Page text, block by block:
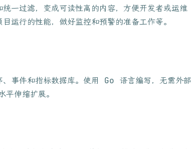
一过滤，变成可读性高的内容，方便开发者或运维
运行的性能，做好监控和预警的准备工作等。
事件和指标数据库。使用 Go 语言编写，无需外部
伸缩扩展。